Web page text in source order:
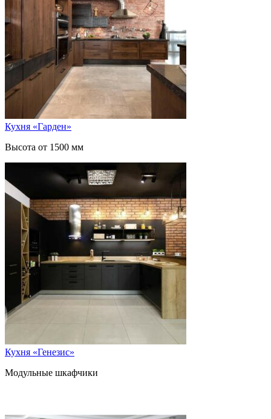
Кухня «Гарден»
Высота от 1500 мм
Кухня «Генезис»
Модульные шкафчики